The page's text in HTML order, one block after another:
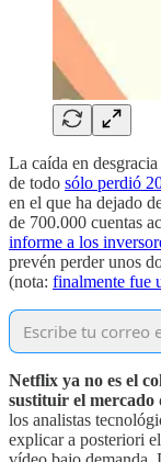
La caída en
de todo sólo perdió
en el que ha dejado
de 700.000 cuentas
informe a los
prevén perder unos
(nota: finalmente fue
Netflix ya no es el
sustituir el mercado
los analistas
explicar a posteriori